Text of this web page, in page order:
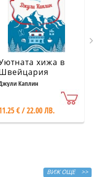
хижа в
Каплин
€ / 22.00 ЛВ.
ВИЖ ОЩЕ >>